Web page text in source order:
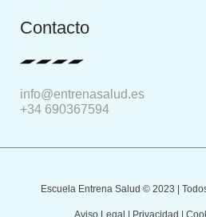
Contacto
info@entrenasalud.es
+34 690367594
Escuela Entrena Salud © 2023 |